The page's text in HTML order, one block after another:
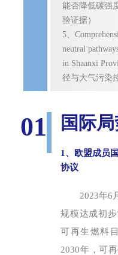
能否降低碳强
验证据）
5、
neutral
in Shaanxi
径与大气污染
01 国际
1、欧盟成员
协议
2023年6
规模达成初
可再生燃料
2030年，可